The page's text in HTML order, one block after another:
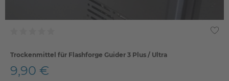
Trockenmittel für Flashforge Guider 3 Plus / Ultra
9,90 €